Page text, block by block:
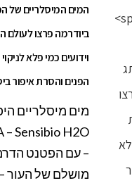
המים המיסלריים של
וידועים כמי פלא
הפנים והסרת איפור
מים מיסלריים
– Sensibio H2O
– עם הפטנט